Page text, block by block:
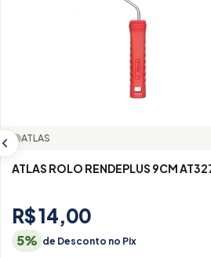
ATLAS
ATLAS ROLO
R$ 14,00
5% de Desconto no Pix